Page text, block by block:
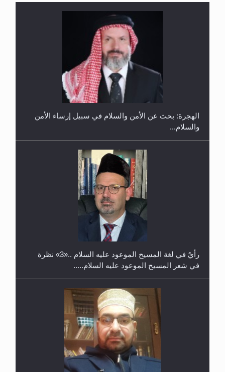
إتمام حفظ القرآن الكريم لثلاثة طلاب من مدرسة الحفظ
حفل توزيع الشهادات في الجامعة الأحمدية بنيجيريا لعام
الهجرة: بحث عن الأمن والسلام في سبيل إرساء الأمن
والسلام...
رأيٌ في لغة المسيح الموعود عليه السلام ..«3» نظرة
في شعر المسيح الموعود عليه السلام.....